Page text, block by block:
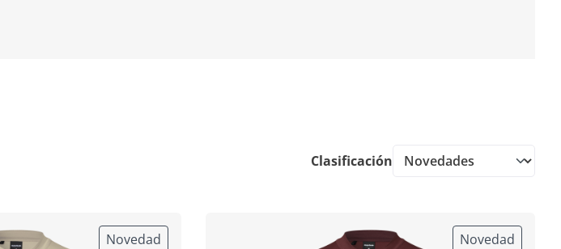
Clasificación
Novedad Novedad